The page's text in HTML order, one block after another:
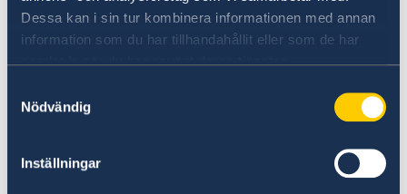
Dessa kan i sin tur kombinera informationen med annan
information som du har tillhandahållit eller som de har
samlat in när du har använt deras tjänster.
Nödvändig
Inställningar
conditions also apply – for more information,
select a country from the 'Select Country Here'